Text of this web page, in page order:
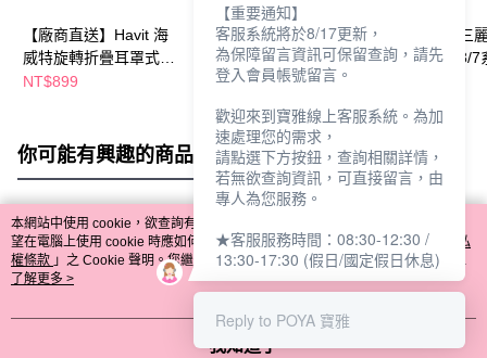
【廠商直送】Havit 海
威特旋轉折疊耳罩式耳
機(H612BT PRO)-多
NT$899
【廠商直送】
Skinarma iPhone 15
Pro Spunk 磁吸充電支
NT$1,190
【廠商直送】三
Google Pixel 8/7
你可能有興趣的商品 全站排行
熱門標籤
本網站中使用 cookie，欲查詢有關本網站使用 cookie 方式之詳情，及若您不希
望在電腦上使用 cookie 時應如何變更電腦的 cookie 設定，請參閱本網站「
隱私
權條款 」之 Cookie 聲明。您繼續使用本網站即表示您同意本公司得按本網站使
用條款之 Cookie 聲明使用 cookie。
了解更多 >
我知道了
【重要通知】
客服系統將於8/17更新，
為保障留言資訊可保留查詢，請先
登入會員帳號留言。
歡迎來到寶雅線上客服系統。為加
速處理您的需求，
請點選下方按鈕，查詢相關詳情，
若無欲查詢資訊，可直接留言，由
專人為您服務。
★客服服務時間：08:30-12:30 /
13:30-17:30 (假日/國定假日休息)
Reply to POYA 寶雅